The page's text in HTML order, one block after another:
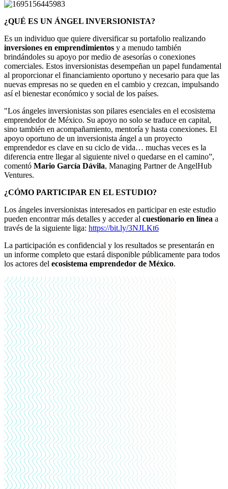
¿QUÉ ES UN ÁNGEL INVERSIONISTA?
Es un individuo que quiere diversificar su portafolio realizando
inversiones en emprendimientos y a menudo también
brindándoles su apoyo por medio de asesorías o conexiones
comerciales. Estos inversionistas desempeñan un papel fundamental
al proporcionar el financiamiento oportuno y necesario para que las
nuevas empresas no se queden en el cambio y crezcan, impulsando
así el bienestar económico y social de los países.
"Los ángeles inversionistas son pilares esenciales en el ecosistema
emprendedor de México. Su apoyo no solo se traduce en capital,
sino también en acompañamiento, mentoría y hasta conexiones. El
apoyo oportuno de un inversionista ángel a un proyecto
emprendedor es clave en su ciclo de vida… muchas veces es la
diferencia entre llegar al siguiente nivel o quedarse en el camino”,
comentó Mario García Dávila, Managing Partner de AngelHub
Ventures.
¿CÓMO PARTICIPAR EN EL ESTUDIO?
Los ángeles inversionistas interesados en participar en este estudio
pueden encontrar más detalles y acceder al cuestionario en línea a
través de la siguiente liga: https://bit.ly/3NJLKt6
La participación es confidencial y los resultados se presentarán en
un informe completo que estará disponible públicamente para todos
los actores del ecosistema emprendedor de México.